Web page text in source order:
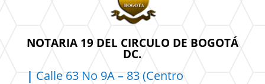
NOTARIA 19 DEL CIRCULO DE BOGOTÁ
DC.
| Calle 63 No 9A – 83 (Centro